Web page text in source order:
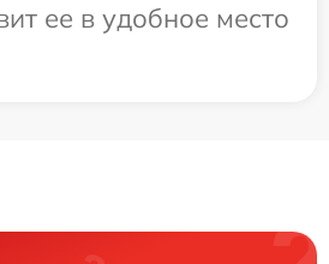
ее в удобное место